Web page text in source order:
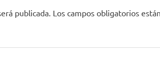
publicada. Los campos obligatorios